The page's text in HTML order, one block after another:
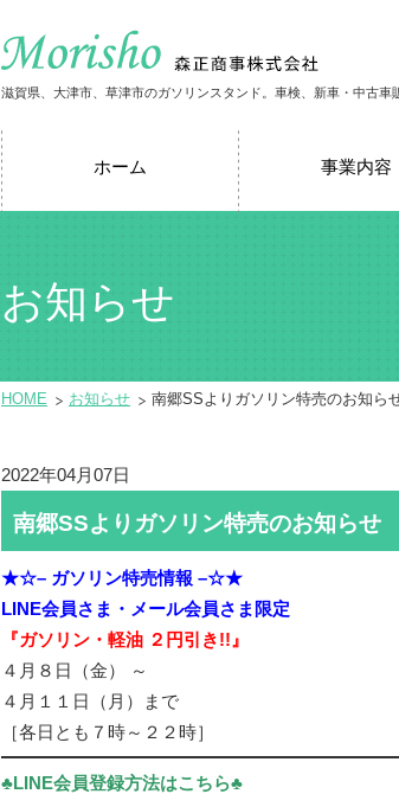
滋賀県、大津市、草津市のガソリンスタンド。車検、新車・中古
ホーム 事業内容
お知らせ
HOME お知らせ 南郷SSよりガソリン特売のお知ら
2022年04月07日
南郷SSよりガソリン特売のお知らせ
★☆– ガソリン特売情報 –☆★
LINE会員さま・メール会員さま限定
『ガソリン・軽油 ２円引き!!』
４月８日（金） ～
４月１１日（月）まで
［各日とも７時～２２時］
♣LINE会員登録方法はこちら♣